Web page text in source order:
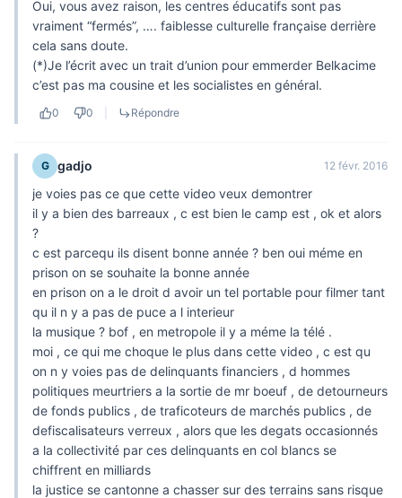
Oui, vous avez raison, les centres éducatifs sont pas
vraiment “fermés”, …. faiblesse culturelle française derrière
cela sans doute.
(*)Je l’écrit avec un trait d’union pour emmerder Belkacime
c’est pas ma cousine et les socialistes en général.
0 0 Répondre
G gadjo 12 févr. 2016
je voies pas ce que cette video veux demontrer
il y a bien des barreaux , c est bien le camp est , ok et alors
?
c est parcequ ils disent bonne année ? ben oui méme en
prison on se souhaite la bonne année
en prison on a le droit d avoir un tel portable pour filmer tant
qu il n y a pas de puce a l interieur
la musique ? bof , en metropole il y a méme la télé .
moi , ce qui me choque le plus dans cette video , c est qu
on n y voies pas de delinquants financiers , d hommes
politiques meurtriers a la sortie de mr boeuf , de detourneurs
de fonds publics , de traficoteurs de marchés publics , de
defiscalisateurs verreux , alors que les degats occasionnés
a la collectivité par ces delinquants en col blancs se
chiffrent en milliards
la justice se cantonne a chasser sur des terrains sans risque